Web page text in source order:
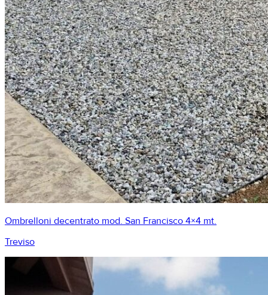
Ombrelloni decentrato mod. San Francisco 4×4 mt.
Treviso